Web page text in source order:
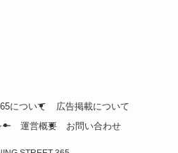
について
広告掲載について
運営概要 お問い合わせ